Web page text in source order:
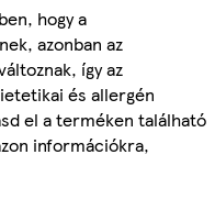
hogy a
azonban az
így az
és allergén
el a terméken található
információkra,